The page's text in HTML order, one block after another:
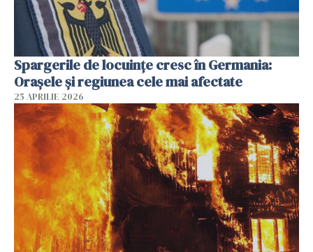
Spargerile de locuințe cresc în Germania:
Orașele și regiunea cele mai afectate
25 APRILIE 2026